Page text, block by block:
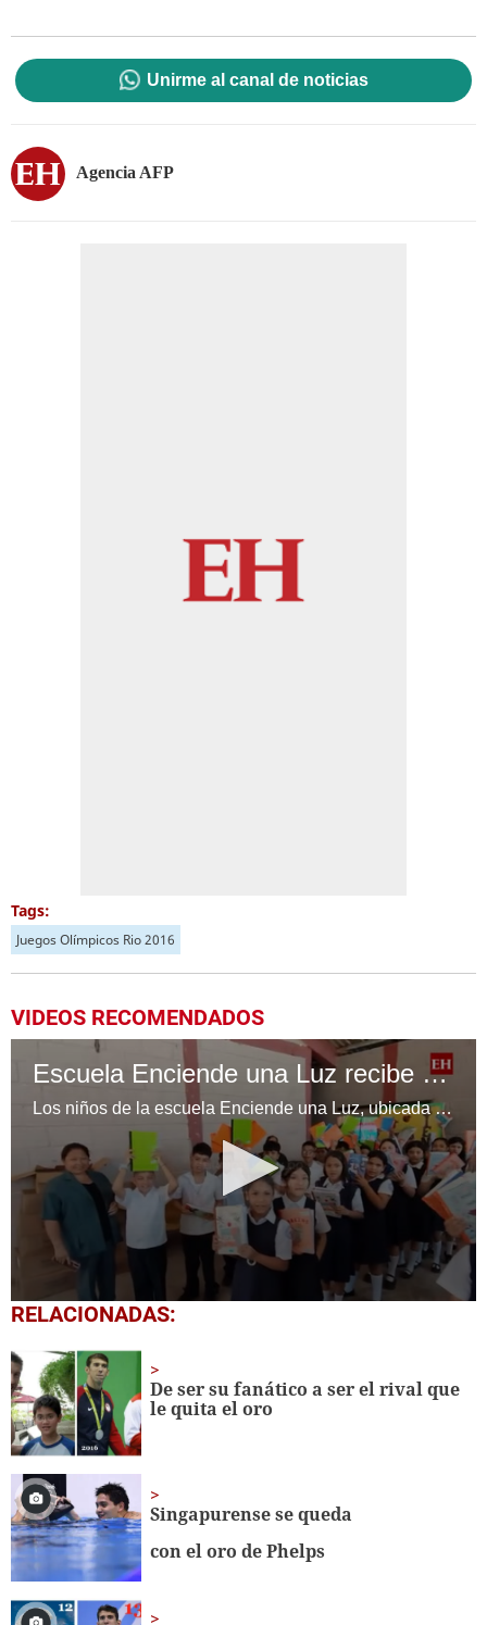
Unirme al canal de noticias
Agencia AFP
Tags:
Juegos Olímpicos Rio 2016
VIDEOS RECOMENDADOS
Escuela Enciende una Luz recibe cuadernos Quick, gracias a la Maratón del Saber
Los niños de la escuela Enciende una Luz, ubicada en la colonia Altos de Santa Rosa, al sur de Tegucigalpa, recibieron cuadernos Quick como parte de la Campaña Maratón del Saber.
0
seconds
1
minute,
56
seconds
RELACIONADAS:
De ser su fanático a ser el rival que
le quita el oro
Singapurense se queda
con el oro dePhelps